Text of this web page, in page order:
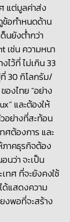
แต่มูลค่าส่ง
อกำหนดด้าน
นยังต่ำกว่า
เช่น ความหนา
ไว้ที่ ไม่เกิน 33
30 กิโลกรัม/
องไทย “อย่าง
และต้องให้
อย่างที่สะท้อน
ศต้องการ และ
าคธุรกิจต้อง
นว่า จะเป็น
ทศ ที่จะยังคงใช้
ด้แสดงความ
งพอที่จะสร้าง